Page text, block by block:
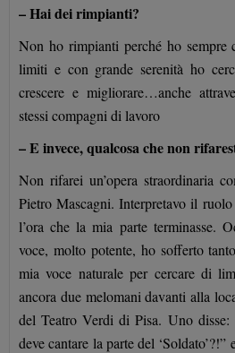
– Hai dei rimpianti?
Non ho rimpianti perché ho sempre
limiti e con grande serenità ho
crescere e migliorare…anche
stessi compagni di lavoro
– E invece, qualcosa che non
Non rifarei un’opera straordinaria
Pietro Mascagni. Interpretavo il ruolo
l’ora che la mia parte terminasse.
voce, molto potente, ho sofferto
mia voce naturale per cercare di
ancora due melomani davanti alla
del Teatro Verdi di Pisa. Uno disse:
deve cantare la parte del ‘Soldato’?!”